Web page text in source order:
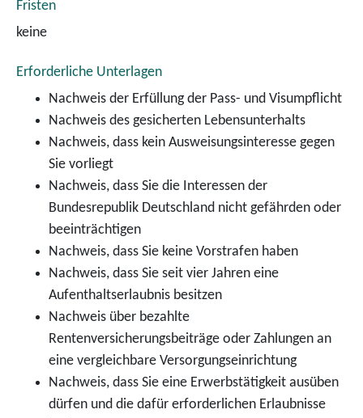
Fristen
keine
Erforderliche Unterlagen
Nachweis der Erfüllung der Pass- und Visumpflicht
Nachweis des gesicherten Lebensunterhalts
Nachweis, dass kein Ausweisungsinteresse gegen
Sie vorliegt
Nachweis, dass Sie die Interessen der
Bundesrepublik Deutschland nicht gefährden oder
beeinträchtigen
Nachweis, dass Sie keine Vorstrafen haben
Nachweis, dass Sie seit vier Jahren eine
Aufenthaltserlaubnis besitzen
Nachweis über bezahlte
Rentenversicherungsbeiträge oder Zahlungen an
eine vergleichbare Versorgungseinrichtung
Nachweis, dass Sie eine Erwerbstätigkeit ausüben
dürfen und die dafür erforderlichen Erlaubnisse